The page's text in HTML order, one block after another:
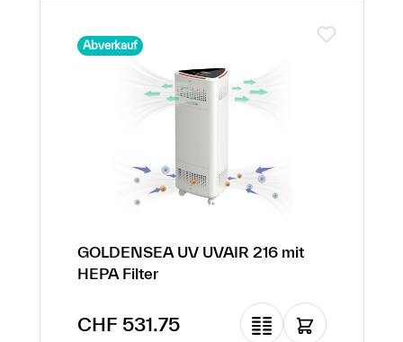
Abverkauf
GOLDENSEA UV UVAIR 216 mit
HEPA Filter
Verkaufspreis:
CHF 531.75 Regulärer Preis: